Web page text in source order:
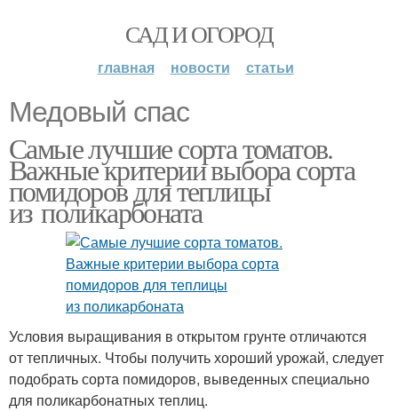
САД И ОГОРОД
главная новости статьи
Медовый спас
Самые лучшие сорта томатов.
Важные критерии выбора сорта
помидоров для теплицы
из поликарбоната
Условия выращивания в открытом грунте отличаются
от тепличных. Чтобы получить хороший урожай, следует
подобрать сорта помидоров, выведенных специально
для поликарбонатных теплиц.